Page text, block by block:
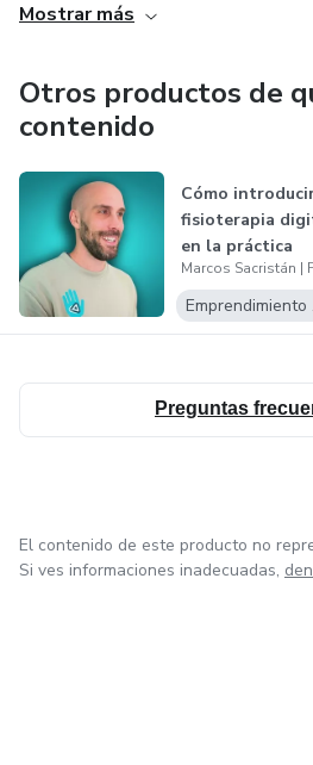
de 15.000 personas
y su calidad de vida. Este evento
una vez al año.
Estás aquí porque, igual que
de rodilla y tu calidad de vida con
compartiré en este evento
conseguido, y tú también puedes
Mostrar más
Otros productos de
contenido
Cómo
fisioterapia
en la práctica
clíni...
Preguntas
El contenido de este producto no
Si ves informaciones inadecuadas,